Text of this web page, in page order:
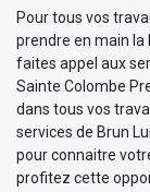
Pour tous vos
prendre en main la
faites appel aux
Sainte Colombe
dans tous vos
services de Brun
pour connaitre
profitez cette